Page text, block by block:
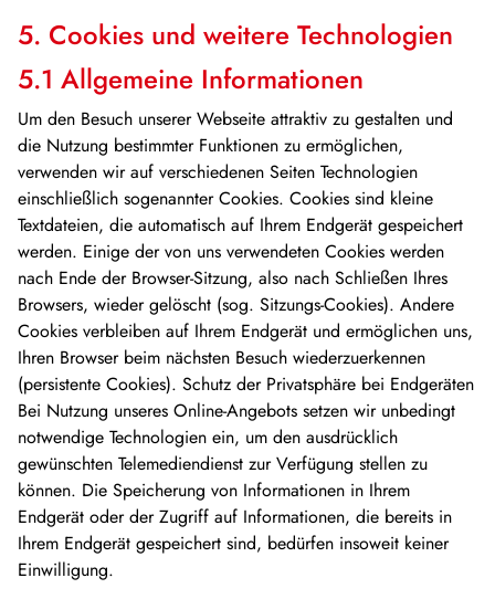
5. Cookies und weitere Technologien
5.1 Allgemeine Informationen
Um den Besuch unserer Webseite attraktiv zu gestalten und
die Nutzung bestimmter Funktionen zu ermöglichen,
verwenden wir auf verschiedenen Seiten Technologien
einschließlich sogenannter Cookies. Cookies sind kleine
Textdateien, die automatisch auf Ihrem Endgerät gespeichert
werden. Einige der von uns verwendeten Cookies werden
nach Ende der Browser-Sitzung, also nach Schließen Ihres
Browsers, wieder gelöscht (sog. Sitzungs-Cookies). Andere
Cookies verbleiben auf Ihrem Endgerät und ermöglichen uns,
Ihren Browser beim nächsten Besuch wiederzuerkennen
(persistente Cookies). Schutz der Privatsphäre bei Endgeräten
Bei Nutzung unseres Online-Angebots setzen wir unbedingt
notwendige Technologien ein, um den ausdrücklich
gewünschten Telemediendienst zur Verfügung stellen zu
können. Die Speicherung von Informationen in Ihrem
Endgerät oder der Zugriff auf Informationen, die bereits in
Ihrem Endgerät gespeichert sind, bedürfen insoweit keiner
Einwilligung.